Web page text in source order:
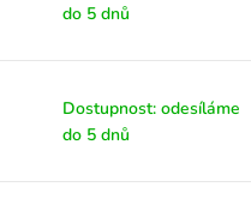
do 5 dnů
Dostupnost: odesíláme
do 5 dnů